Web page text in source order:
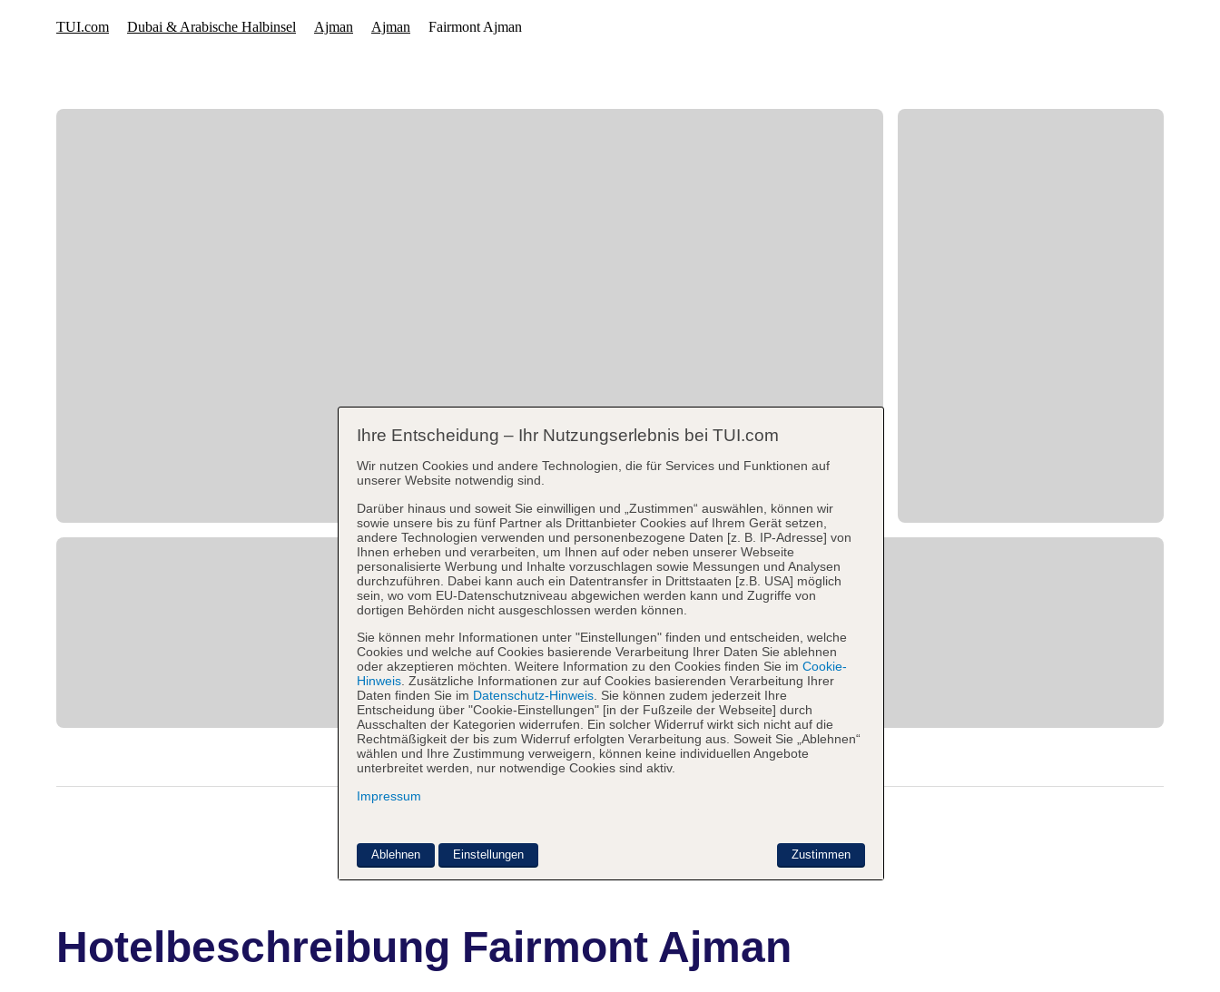
Hotelbeschreibung Fairmont Ajman
Ihre Entscheidung – Ihr Nutzungserlebnis bei TUI.com
Wir nutzen Cookies und andere Technologien, die für Services und Funktionen auf
unserer Website notwendig sind.
Darüber hinaus und soweit Sie einwilligen und „Zustimmen“ auswählen, können wir
sowie unsere bis zu fünf Partner als Drittanbieter Cookies auf Ihrem Gerät setzen,
andere Technologien verwenden und personenbezogene Daten [z. B. IP-Adresse] von
Ihnen erheben und verarbeiten, um Ihnen auf oder neben unserer Webseite
personalisierte Werbung und Inhalte vorzuschlagen sowie Messungen und Analysen
durchzuführen. Dabei kann auch ein Datentransfer in Drittstaaten [z.B. USA] möglich
sein, wo vom EU-Datenschutzniveau abgewichen werden kann und Zugriffe von
dortigen Behörden nicht ausgeschlossen werden können.
Sie können mehr Informationen unter "Einstellungen" finden und entscheiden, welche
Cookies und welche auf Cookies basierende Verarbeitung Ihrer Daten Sie ablehnen
oder akzeptieren möchten. Weitere Information zu den Cookies finden Sie im Cookie-
Hinweis . Zusätzliche Informationen zur auf Cookies basierenden Verarbeitung Ihrer
Daten finden Sie im Datenschutz-Hinweis . Sie können zudem jederzeit Ihre
Entscheidung über "Cookie-Einstellungen" [in der Fußzeile der Webseite] durch
Ausschalten der Kategorien widerrufen. Ein solcher Widerruf wirkt sich nicht auf die
Rechtmäßigkeit der bis zum Widerruf erfolgten Verarbeitung aus. Soweit Sie „Ablehnen“
wählen und Ihre Zustimmung verweigern, können keine individuellen Angebote
unterbreitet werden, nur notwendige Cookies sind aktiv.
Impressum
Zustimmen
Ablehnen Einstellungen